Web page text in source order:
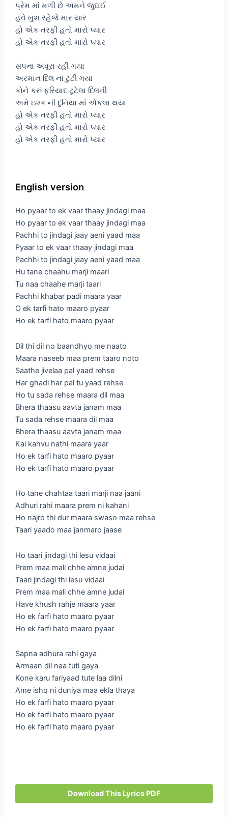
પ્રેમ માં મળી છે અમને જુદાઈ
હવે ખુશ રહેજે માર યાર
હો એક તરફી હતો મારો પ્યાર
હો એક તરફી હતો મારો પ્યાર
સપના અધૂરા રહી ગયા
અરમાન દિલ ના ટુટી ગયા
કોને કરું ફરિયાદ ટૂટેલા દિલની
અમે ઇશ્ક ની દુનિયા માં એકલા થયા
હો એક તરફી હતો મારો પ્યાર
હો એક તરફી હતો મારો પ્યાર
હો એક તરફી હતો મારો પ્યાર
English version
Ho pyaar to ek vaar thaay jindagi maa
Ho pyaar to ek vaar thaay jindagi maa
Pachhi to jindagi jaay aeni yaad maa
Pyaar to ek vaar thaay jindagi maa
Pachhi to jindagi jaay aeni yaad maa
Hu tane chaahu marji maari
Tu naa chaahe marji taari
Pachhi khabar padi maara yaar
O ek tarfi hato maaro pyaar
Ho ek tarfi hato maaro pyaar
Dil thi dil no baandhyo me naato
Maara naseeb maa prem taaro noto
Saathe jivelaa pal yaad rehse
Har ghadi har pal tu yaad rehse
Ho tu sada rehse maara dil maa
Bhera thaasu aavta janam maa
Tu sada rehse maara dil maa
Bhera thaasu aavta janam maa
Kai kahvu nathi maara yaar
Ho ek tarfi hato maaro pyaar
Ho ek tarfi hato maaro pyaar
Ho tane chahtaa taari marji naa jaani
Adhuri rahi maara prem ni kahani
Ho najro thi dur maara swaso maa rehse
Taari yaado maa janmaro jaase
Ho taari jindagi thi lesu vidaai
Prem maa mali chhe amne judai
Taari jindagi thi lesu vidaai
Prem maa mali chhe amne judai
Have khush rahje maara yaar
Ho ek farfi hato maaro pyaar
Ho ek farfi hato maaro pyaar
Sapna adhura rahi gaya
Armaan dil naa tuti gaya
Kone karu fariyaad tute laa dilni
Ame ishq ni duniya maa ekla thaya
Ho ek farfi hato maaro pyaar
Ho ek farfi hato maaro pyaar
Ho ek farfi hato maaro pyaar
Download This Lyrics PDF